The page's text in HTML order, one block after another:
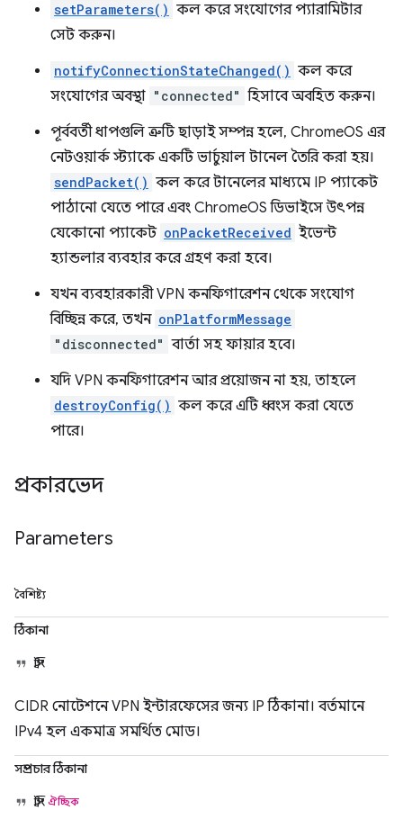
setParameters() কল করে সংযোগের প্যারামিটার
সেট করুন।
notifyConnectionStateChanged() কল করে
সংযোগের অবস্থা "connected" হিসাবে অবহিত করুন।
পূর্ববর্তী ধাপগুলি ত্রুটি ছাড়াই সম্পন্ন হলে, ChromeOS এর
নেটওয়ার্ক স্ট্যাকে একটি ভার্চুয়াল টানেল তৈরি করা হয়।
sendPacket() কল করে টানেলের মাধ্যমে IP প্যাকেট
পাঠানো যেতে পারে এবং ChromeOS ডিভাইসে উৎপন্ন
যেকোনো প্যাকেট onPacketReceived ইভেন্ট
হ্যান্ডলার ব্যবহার করে গ্রহণ করা হবে।
যখন ব্যবহারকারী VPN কনফিগারেশন থেকে সংযোগ
বিচ্ছিন্ন করে, তখন onPlatformMessage
"disconnected" বার্তা সহ ফায়ার হবে।
যদি VPN কনফিগারেশন আর প্রয়োজন না হয়, তাহলে
destroyConfig() কল করে এটি ধ্বংস করা যেতে
পারে।
প্রকারভেদ
Parameters
বৈশিষ্ট্য
ঠিকানা
স্ট্রিং
CIDR নোটেশনে VPN ইন্টারফেসের জন্য IP ঠিকানা। বর্তমানে
IPv4 হল একমাত্র সমর্থিত মোড।
সম্প্রচার ঠিকানা
স্ট্রিং ঐচ্ছিক